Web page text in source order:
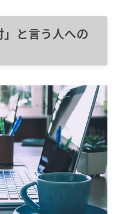
と言う人への